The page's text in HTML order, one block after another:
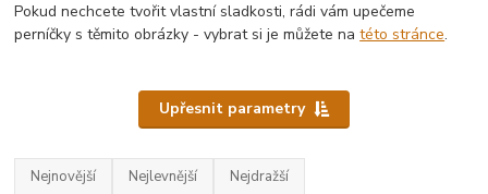
Pokud nechcete tvořit vlastní sladkosti, rádi vám upečeme
perníčky s těmito obrázky - vybrat si je můžete natéto stránce.
Upřesnit parametry
Nejnovější Nejlevnější Nejdražší